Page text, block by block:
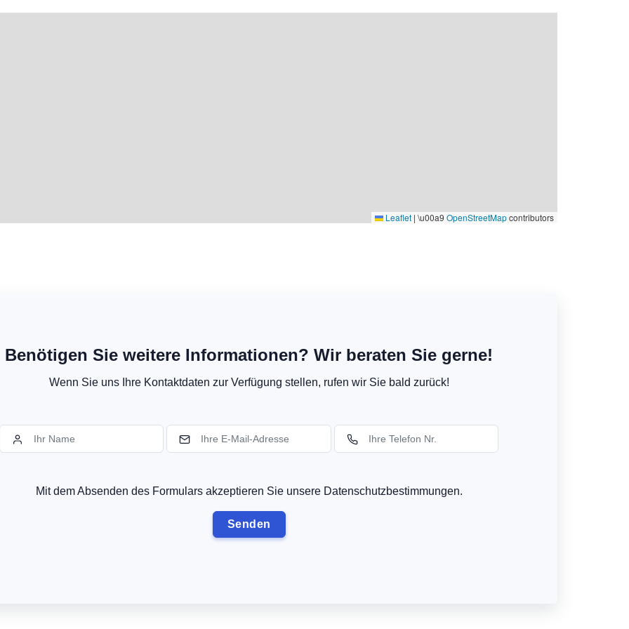
Leaflet | \u00a9 OpenStreetMapcontributors
Benötigen Sie weitere Informationen? Wir beraten Sie gerne!
Wenn Sie uns Ihre Kontaktdaten zur Verfügung stellen, rufen wir Sie bald zurück!
Mit dem Absenden des Formulars akzeptieren Sie unsere Datenschutzbestimmungen.